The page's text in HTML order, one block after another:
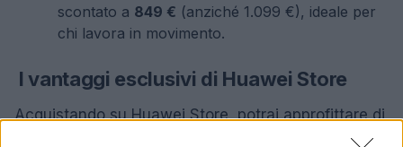
scontato a 849 € (anziché 1.099 €), ideale per
chi lavora in movimento.
I vantaggi esclusivi di Huawei Store
Acquistando su Huawei Store, potrai approfittare di